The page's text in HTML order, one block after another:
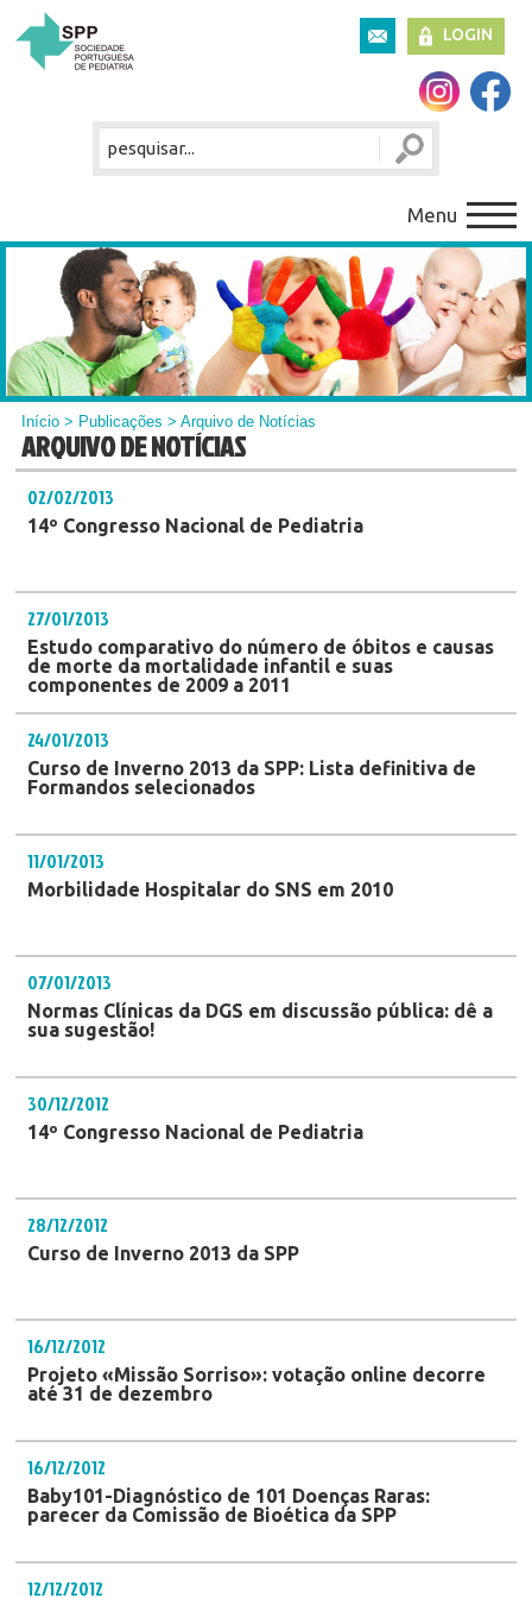
LOGIN
Menu
Início > Publicações > Arquivo de Notícias
ARQUIVO DE NOTÍCIAS
02/02/2013
14º Congresso Nacional de Pediatria
27/01/2013
Estudo comparativo do número de óbitos e causas
de morte da mortalidade infantil e suas
componentes de 2009 a 2011
24/01/2013
Curso de Inverno 2013 da SPP: Lista definitiva de
Formandos selecionados
11/01/2013
Morbilidade Hospitalar do SNS em 2010
07/01/2013
Normas Clínicas da DGS em discussão pública: dê a
sua sugestão!
30/12/2012
14º Congresso Nacional de Pediatria
28/12/2012
Curso de Inverno 2013 da SPP
16/12/2012
Projeto «Missão Sorriso»: votação online decorre
até 31 de dezembro
16/12/2012
Baby101-Diagnóstico de 101 Doenças Raras:
parecer da Comissão de Bioética da SPP
12/12/2012